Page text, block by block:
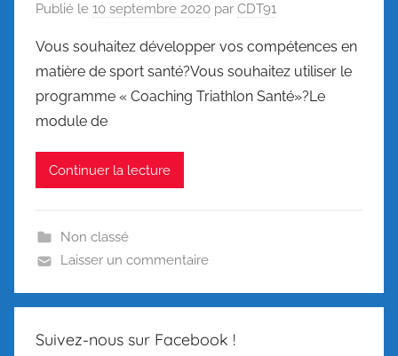
Publié le 10 septembre 2020 par CDT91
Vous souhaitez développer vos compétences en
matière de sport santé?Vous souhaitez utiliser le
programme « Coaching Triathlon Santé»?Le
module de
Continuer la lecture
Non classé
Laisser un commentaire
Suivez-nous sur Facebook !